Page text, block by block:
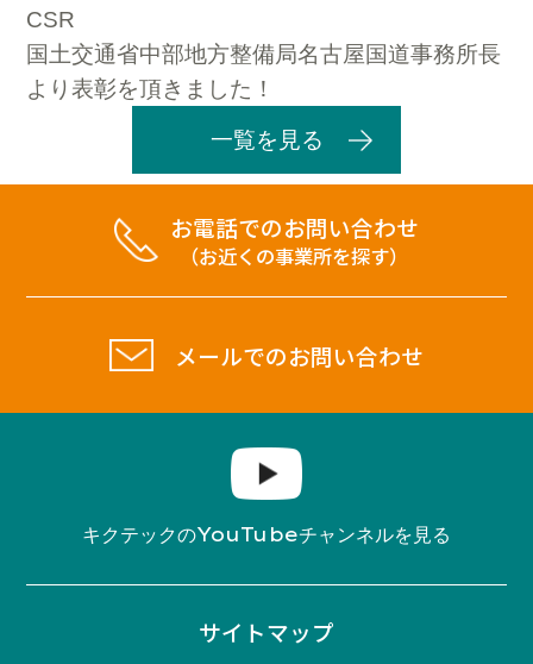
CSR
国土交通省中部地方整備局名古屋国道事務所長
より表彰を頂きました！
一覧を見る
お電話でのお問い合わせ
（お近くの事業所を探す）
メールでのお問い合わせ
キクテックのYouTubeチャンネルを見る
サイトマップ